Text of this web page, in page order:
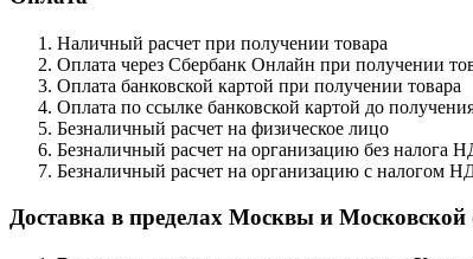
Наличный расчет при получении товара
Оплата через Сбербанк Онлайн при получении
Оплата банковской картой при получении товара
Оплата по ссылке банковской картой до
Безналичный расчет на физическое лицо
Безналичный расчет на организацию без налога
Безналичный расчет на организацию с налогом
Доставка в пределах Москвы и Московской